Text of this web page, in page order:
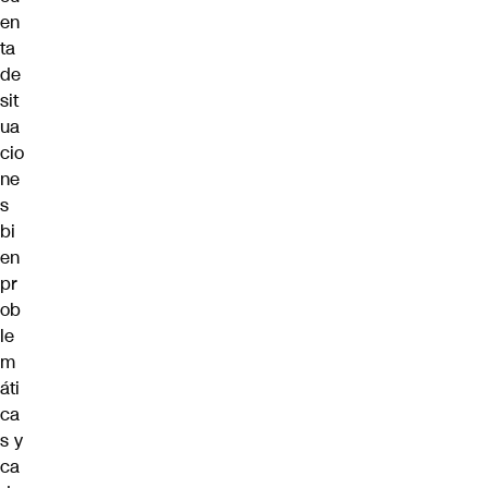
en
ta
de
sit
ua
cio
ne
s
bi
en
pr
ob
le
m
áti
ca
s y
ca